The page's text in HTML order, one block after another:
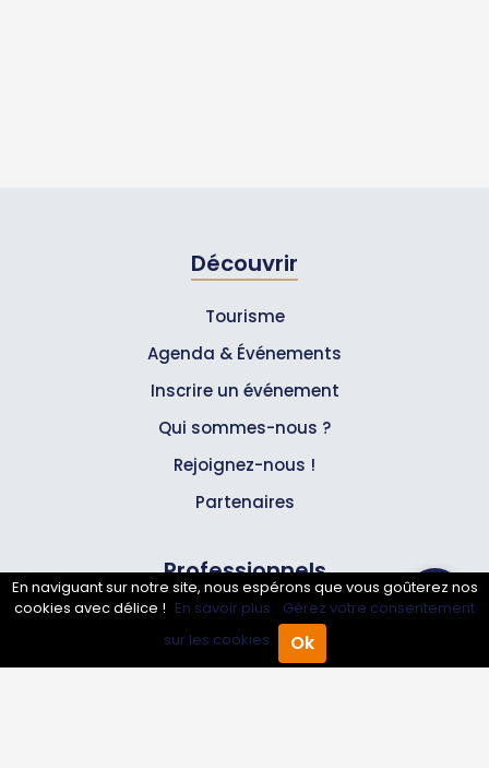
Annuaire Pro Agenda
Découvrir
Tourisme
Agenda & Événements
Inscrire un événement
Qui sommes-nous ?
Rejoignez-nous !
Partenaires
Professionnels
Annuaire pro
Inscrire mon entreprise
En naviguant sur notre site, nous espérons que vous goûterez nos
cookies avec délice ! En savoir plus. Gérez votre consentement
sur les cookies.
Ok